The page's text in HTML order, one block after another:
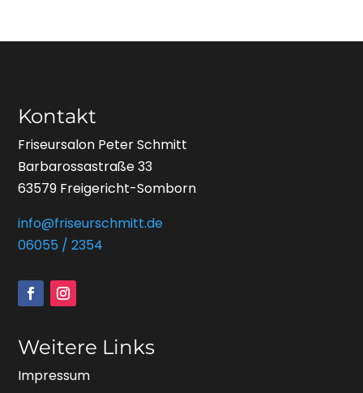
Kontakt
Friseursalon Peter Schmitt
Barbarossastraße 33
63579 Freigericht-Somborn
info@friseurschmitt.de
06055 / 2354
Weitere Links
Impressum